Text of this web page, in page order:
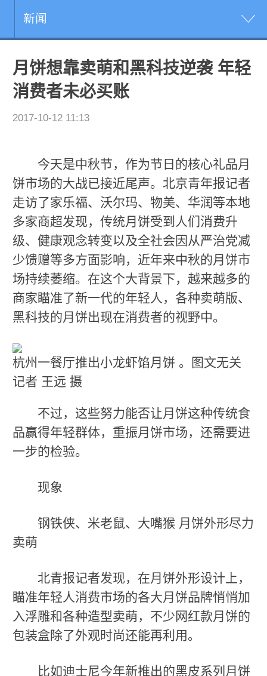
新闻
月饼想靠卖萌和黑科技逆袭 年轻
消费者未必买账
2017-10-12 11:13
今天是中秋节，作为节日的核心礼品月
饼市场的大战已接近尾声。北京青年报记者
走访了家乐福、沃尔玛、物美、华润等本地
多家商超发现，传统月饼受到人们消费升
级、健康观念转变以及全社会因从严治党减
少馈赠等多方面影响，近年来中秋的月饼市
场持续萎缩。在这个大背景下，越来越多的
商家瞄准了新一代的年轻人，各种卖萌版、
黑科技的月饼出现在消费者的视野中。
杭州一餐厅推出小龙虾馅月饼 。图文无关
记者 王远 摄
不过，这些努力能否让月饼这种传统食
品赢得年轻群体，重振月饼市场，还需要进
一步的检验。
现象
钢铁侠、米老鼠、大嘴猴 月饼外形尽力
卖萌
北青报记者发现，在月饼外形设计上，
瞄准年轻人消费市场的各大月饼品牌悄悄加
入浮雕和各种造型卖萌，不少网红款月饼的
包装盒除了外观时尚还能再利用。
比如迪士尼今年新推出的黑皮系列月饼